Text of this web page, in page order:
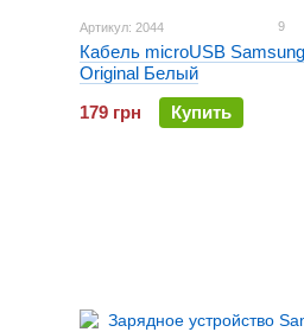
Артикул: 2044 9
Кабель microUSB Samsung
Original Белый
179 грн
Купить